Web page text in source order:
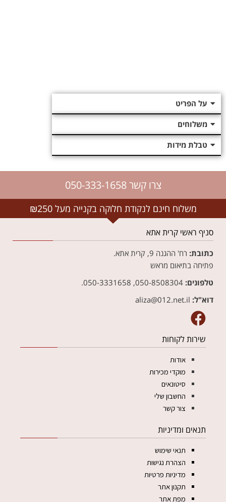
על הפריט
משלוחים
טבלת מידות
צרו קשר 050-333-1658
משלוח חינם לנקודת חלוקה בקנייה מעל ₪250
סניף ראשי קרית אתא
כתובת: רח' ההגנה 9, קרית אתא.
פתיחה בתיאום מראש
טלפונים:
דוא"ל:
שירות לקוחות
אודות
מוקדי מכירות
סיטונאים
החשבון שלי
צור קשר
תנאים ומדיניות
תנאי שימוש
הצהרת נגישות
מדיניות פרטיות
תקנון אתר
מפת אתר